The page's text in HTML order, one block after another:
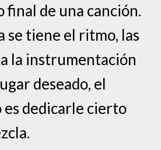
final de una canción.
se tiene el ritmo, las
la instrumentación
deseado, el
es dedicarle cierto